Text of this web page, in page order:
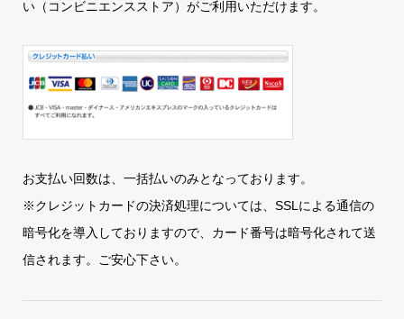
い（コンビニエンスストア）がご利用いただけます。
お支払い回数は、一括払いのみとなっております。
※クレジットカードの決済処理については、SSLによる通信の
暗号化を導入しておりますので、カード番号は暗号化されて送
信されます。ご安心下さい。